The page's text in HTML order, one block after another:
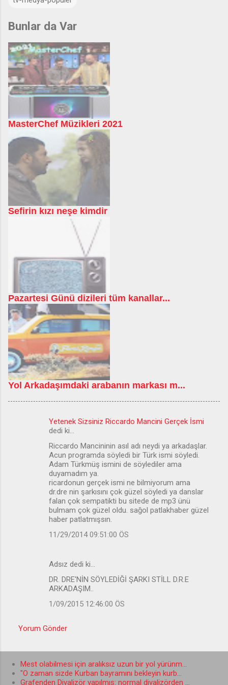
Bunlar da Var
MasterChef Müzikleri 2021
Sefirin kızı neşe kimdir
Pazartesi Günü dizileri tüm kanallar...
Yol Arkadaşımdaki arabanın markası m...
Yetenek Sizsiniz Riccardo Mancini Gerçek İsmi
dedi ki…
Riccardo Mancininin asıl adı neydi ya arkadaşlar.
Acun programda söyledi bir Türk ismi söyledi.
Adam Türkmüş ismini de söylediler ama
duyamadım ya.
ricardonun gerçek ismi ne bilmiyorum ama
dr.dre nin şarkısını çok güzel söyledi ya danslar
falan çok sempatikti bu sitede de mp3 ünü
bulmam çok güzel oldu. sağol patlakhaber güzel
haber patlatmışsın.
11/29/2014 09:51:00 ÖS
Adsız dedi ki…
DR. DRE'NİN SÖYLEDİĞİ ŞARKI STİLL D.R.E
ARKADAŞIM..
1/09/2015 12:46:00 ÖS
Yorum Gönder
Mest olabilmesi için aralıksız uzun bir yol yürünm...
"O zaman sizde Kurban bayramını bekleyin kurb...
Grafenden Diyalizör yapılmış: normal diyalizörden ...